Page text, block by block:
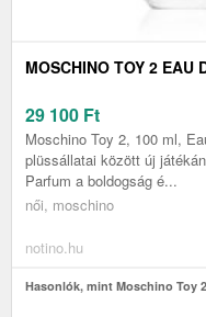
MOSCHINO TOY 2 EAU
29 100 Ft
Moschino Toy 2, 100 ml,
plüssállatai között új
Parfum a boldogság é...
női, moschino
notino.hu
Hasonlók, mint Moschino Toy